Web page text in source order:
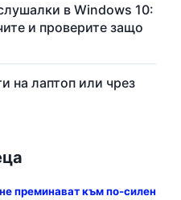
в Windows 10:
и проверите защо
на лаптоп или чрез
преминават към по-силен